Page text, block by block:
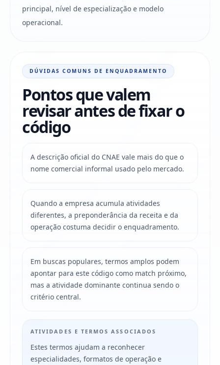
principal, nível de especialização e modelo
operacional.
DÚVIDAS COMUNS DE ENQUADRAMENTO
Pontos que valem
revisar antes de fixar o
código
A descrição oficial do CNAE vale mais do que o
nome comercial informal usado pelo mercado.
Quando a empresa acumula atividades
diferentes, a preponderância da receita e da
operação costuma decidir o enquadramento.
Em buscas populares, termos amplos podem
apontar para este código como match próximo,
mas a atividade dominante continua sendo o
critério central.
ATIVIDADES E TERMOS ASSOCIADOS
Estes termos ajudam a reconhecer
especialidades, formatos de operação e